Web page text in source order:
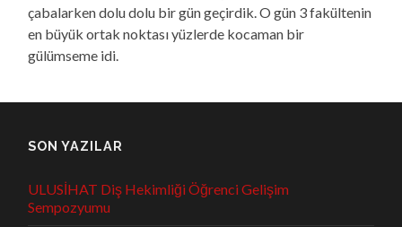
çabalarken dolu dolu bir gün geçirdik. O gün 3 fakültenin
en büyük ortak noktası yüzlerde kocaman bir
gülümseme idi.
SON YAZILAR
ULUSİHAT Diş Hekimliği Öğrenci Gelişim
Sempozyumu